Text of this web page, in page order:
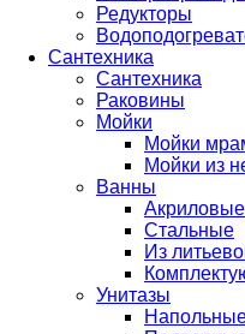
Редукторы
Сантехника
Сантехника
Раковины
Мойки
Мойки
Мойки из
Ванны
Акриловые
Стальные
Из
Унитазы